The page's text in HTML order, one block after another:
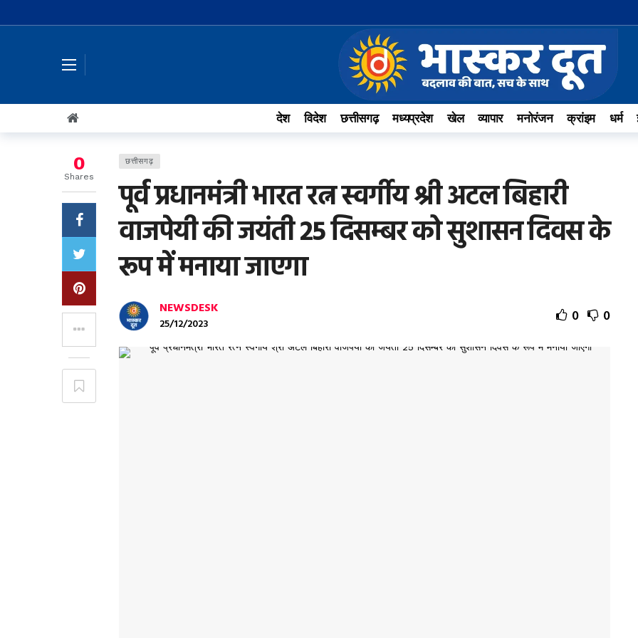
देश विदेश छत्तीसगढ़ मध्यप्रदेश खेल व्यापार मनोरंजन क्रांइम धर्म
छत्तीसगढ़
पूर्व प्रधानमंत्री भारत रत्न स्वर्गीय श्री अटल बिहारी
वाजपेयी की जयंती 25 दिसम्बर को सुशासन दिवस के
रूप में मनाया जाएगा
NEWSDESK
25/12/2023 0 0
0
Shares